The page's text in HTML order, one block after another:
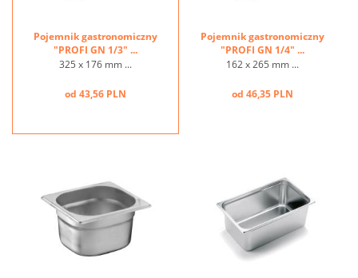
Pojemnik gastronomiczny
"PROFI GN 1/3" ...
325 x 176 mm ...
od 43,56 PLN
Pojemnik gastronomiczny
"PROFI GN 1/4" ...
162 x 265 mm ...
od 46,35 PLN